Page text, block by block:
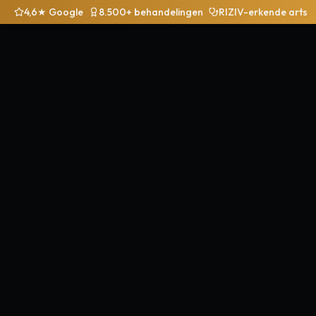
4,6★ Google 8.500+ behandelingen RIZIV-erkende arts